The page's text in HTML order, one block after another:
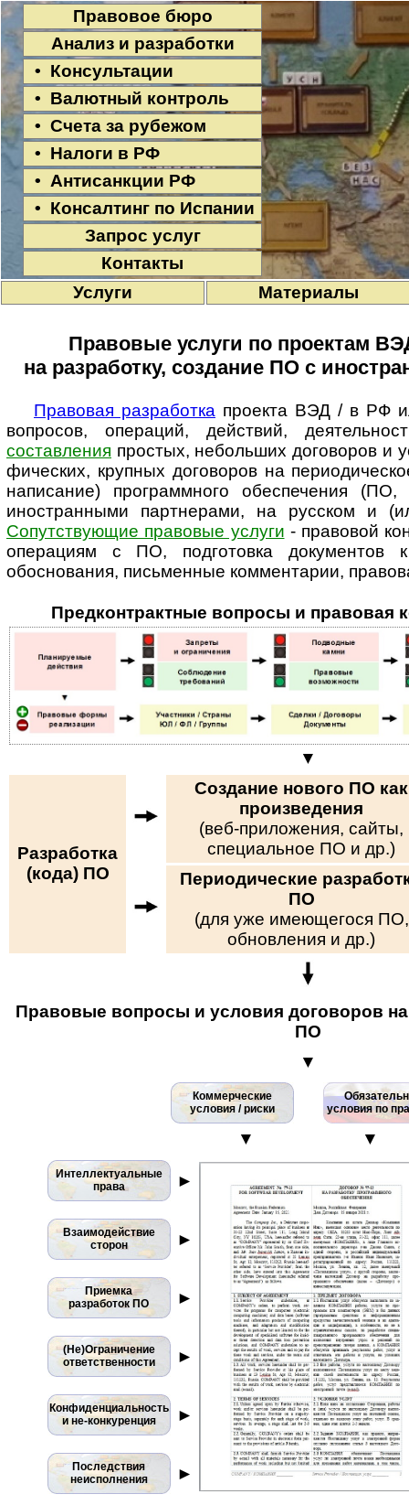
Правовое бюро
Анализ и разработки
• Консультации
• Валютный контроль
• Счета за рубежом
• Налоги в РФ
• Антисанкции РФ
• Консалтинг по Испании
Запрос услуг
Контакты
Услуги
Материалы
Правовые услуги по проектам
на разработку, создание ПО с
Правовая разработка проекта ВЭД / в РФ
вопросов, операций, действий,
составления простых, небольших договоров и
фи­чес­ких, крупных до­го­во­ров на
написание) программного обеспечения
иностранными партнерами, на русском и
Сопутствующие правовые услуги - правовой
операциям с ПО, под­го­тов­ка до­ку­мен­тов
обоснования, письменные ком­мен­та­ри­и,
Предконтрактные вопросы и правовая
▼
Разработка
(кода) ПО
Создание нового ПО как
произведения
(веб-приложения, сайты,
специальное ПО и др.)
Периодические
ПО
(для уже имеющегося ПО,
обновления и др.)
Правовые вопросы и условия договоров на
ПО
▼
Коммерческие
условия / риски
условия по
▼ ▼
Интеллектуальные
права
►
Взаимодействие
сторон
►
Приемка
разработок ПО
►
(Не)Ограничение
ответственности
►
Конфиденциальность
и не-конкуренция
►
Последствия
неисполнения
►